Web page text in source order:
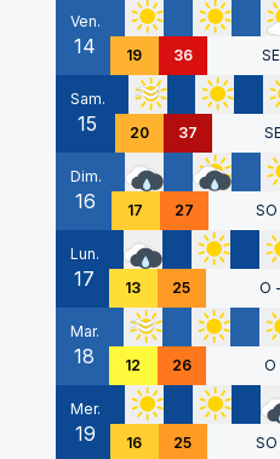
Ven.
14 19 36 SE
Sam.
15 20 37
Dim.
16 17 27 SO
Lun.
17 13 25 O -
Mar.
18 12 26 O
Mer.
19 16 25 SO